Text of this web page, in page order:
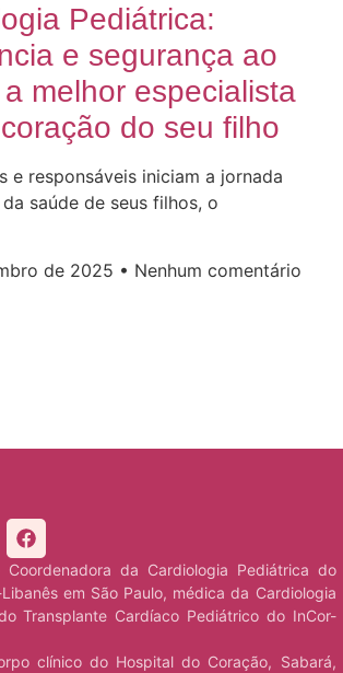
Pediátrica:
e segurança ao
melhor especialista
do seu filho
e responsáveis iniciam a jornada
saúde de seus filhos, o
de 2025
Nenhum comentário
Coordenadora da Cardiologia Pediátrica do
em São Paulo, médica da Cardiologia
Transplante Cardíaco Pediátrico do InCor-
clínico do Hospital do Coração, Sabará,